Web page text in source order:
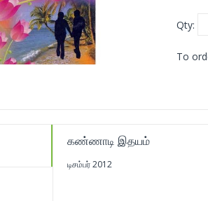
Qty:
To
கண்ணாடி இதயம்
டிசம்பர் 2012